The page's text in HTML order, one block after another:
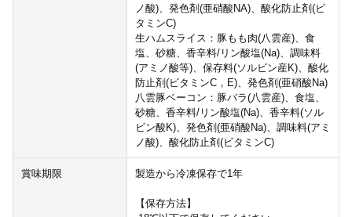
ノ酸)、発色剤(亜硝酸NA)、酸化防止剤(ビ
タミンC)
生ハムスライス：豚もも肉(八雲産)、食
塩、砂糖、香辛料/リン酸塩(Na)、調味料
(アミノ酸等)、保存料(ソルビン産K)、酸化
防止剤(ビタミンC，E)、発色剤(亜硝酸Na)
八雲豚ベーコン：豚バラ(八雲産)、食塩、
砂糖、香辛料/リン酸塩(Na)、香辛料(ソル
ビン酸K)、発色剤(亜硝酸Na)、調味料(アミ
ノ酸)、酸化防止剤(ビタミンC)
賞味期限 製造から冷凍保存で1年
【保存方法】